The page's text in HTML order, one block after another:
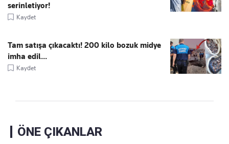
serinletiyor!
Kaydet
Tam satışa çıkacaktı! 200 kilo bozuk midye
imha edil...
Kaydet
ÖNE ÇIKANLAR